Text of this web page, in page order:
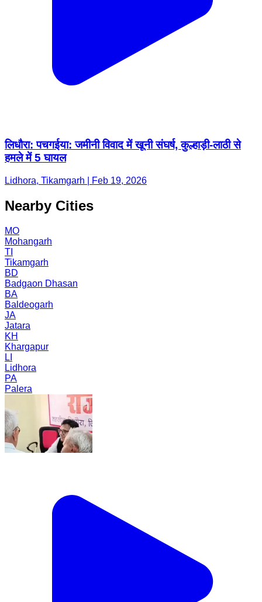
लिधौरा: पचगईया: जमीनी विवाद में खूनी संघर्ष, कुल्हाड़ी-लाठी से
हमले में 5 घायल
Lidhora, Tikamgarh | Feb 19, 2026
Nearby Cities
MO
Mohangarh
TI
Tikamgarh
BD
Badgaon Dhasan
BA
Baldeogarh
JA
Jatara
KH
Khargapur
LI
Lidhora
PA
Palera